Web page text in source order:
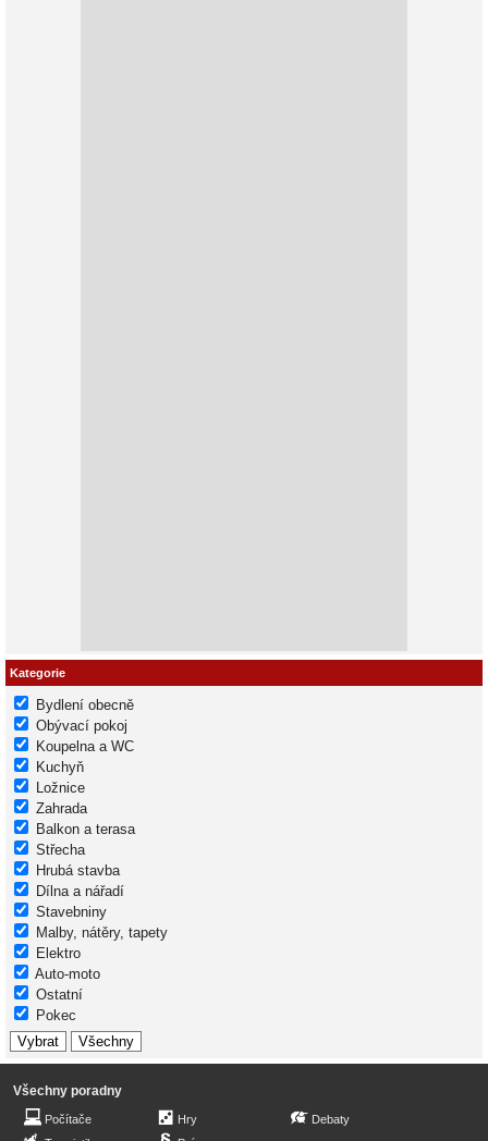
Kategorie
Bydlení obecně
Obývací pokoj
Koupelna a WC
Kuchyň
Ložnice
Zahrada
Balkon a terasa
Střecha
Hrubá stavba
Dílna a nářadí
Stavebniny
Malby, nátěry, tapety
Elektro
Auto-moto
Ostatní
Pokec
Všechny poradny
Počítače
Hry
Debaty